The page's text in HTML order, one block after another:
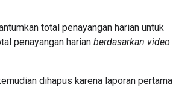
total penayangan harian untuk
penayangan harian berdasarkan video
dihapus karena laporan pertama